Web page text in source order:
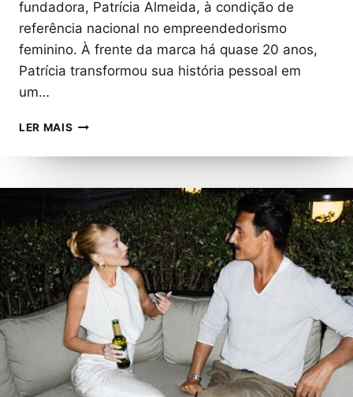
fundadora, Patrícia Almeida, à condição de
referência nacional no empreendedorismo
feminino. À frente da marca há quase 20 anos,
Patrícia transformou sua história pessoal em
um…
LER MAIS PATRÍCIA
A
DA
MINEIRA
QUE
TRANSFORMOU
A
PRODUÇÃO
DE
LINGERIE
EM
UM
EXEMPLO
DE
EMPREENDEDORISMO